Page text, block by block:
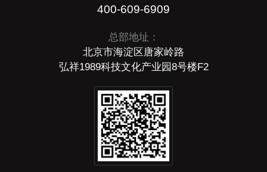
400-609-6909
总部地址：
北京市海淀区唐家岭路
弘祥1989科技文化产业园8号楼F2